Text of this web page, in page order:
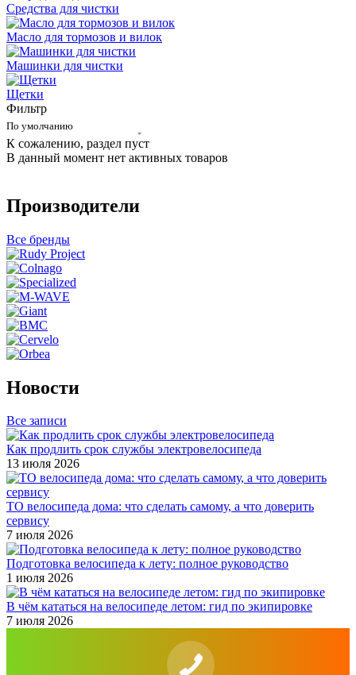
Средства для чистки
Масло для тормозов и вилок
Машинки для чистки
Щетки
Фильтр
По умолчанию
К сожалению, раздел пуст
В данный момент нет активных товаров
Производители
Все бренды
Новости
Все записи
Как продлить срок службы электровелосипеда
13 июля 2026
ТО велосипеда дома: что сделать самому, а что доверить
сервису
7 июля 2026
Подготовка велосипеда к лету: полное руководство
1 июля 2026
В чём кататься на велосипеде летом: гид по экипировке
7 июля 2026